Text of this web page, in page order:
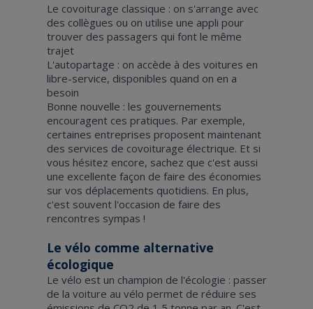
Le covoiturage classique : on s'arrange avec
des collègues ou on utilise une appli pour
trouver des passagers qui font le même
trajet
L'autopartage : on accède à des voitures en
libre-service, disponibles quand on en a
besoin
Bonne nouvelle : les gouvernements
encouragent ces pratiques. Par exemple,
certaines entreprises proposent maintenant
des services de covoiturage électrique. Et si
vous hésitez encore, sachez que c'est aussi
une excellente façon de faire des économies
sur vos déplacements quotidiens. En plus,
c'est souvent l'occasion de faire des
rencontres sympas !
Le vélo comme alternative
écologique
Le vélo est un champion de l'écologie : passer
de la voiture au vélo permet de réduire ses